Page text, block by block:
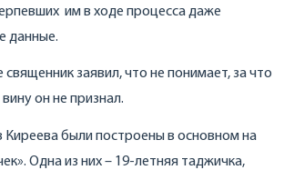
им в ходе процесса даже
данные.
заявил, что не понимает, за что
он не признал.
Киреева были построены в основном на
Одна из них – 19-летняя таджичка,